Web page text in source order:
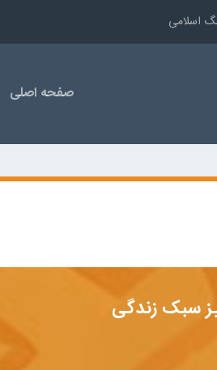
اسلامی
صفحه اصلی
سبک زندگی